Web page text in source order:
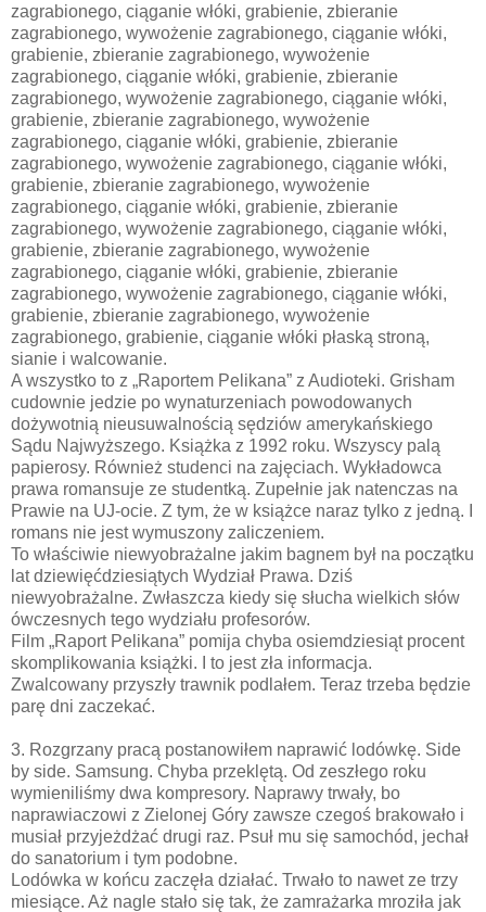
zagrabionego, ciąganie włóki, grabienie, zbieranie
zagrabionego, wywożenie zagrabionego, ciąganie włóki,
grabienie, zbieranie zagrabionego, wywożenie
zagrabionego, ciąganie włóki, grabienie, zbieranie
zagrabionego, wywożenie zagrabionego, ciąganie włóki,
grabienie, zbieranie zagrabionego, wywożenie
zagrabionego, ciąganie włóki, grabienie, zbieranie
zagrabionego, wywożenie zagrabionego, ciąganie włóki,
grabienie, zbieranie zagrabionego, wywożenie
zagrabionego, ciąganie włóki, grabienie, zbieranie
zagrabionego, wywożenie zagrabionego, ciąganie włóki,
grabienie, zbieranie zagrabionego, wywożenie
zagrabionego, ciąganie włóki, grabienie, zbieranie
zagrabionego, wywożenie zagrabionego, ciąganie włóki,
grabienie, zbieranie zagrabionego, wywożenie
zagrabionego, grabienie, ciąganie włóki płaską stroną,
sianie i walcowanie.
A wszystko to z „Raportem Pelikana” z Audioteki. Grisham
cudownie jedzie po wynaturzeniach powodowanych
dożywotnią nieusuwalnością sędziów amerykańskiego
Sądu Najwyższego. Książka z 1992 roku. Wszyscy palą
papierosy. Również studenci na zajęciach. Wykładowca
prawa romansuje ze studentką. Zupełnie jak natenczas na
Prawie na UJ-ocie. Z tym, że w książce naraz tylko z jedną. I
romans nie jest wymuszony zaliczeniem.
To właściwie niewyobrażalne jakim bagnem był na początku
lat dziewięćdziesiątych Wydział Prawa. Dziś
niewyobrażalne. Zwłaszcza kiedy się słucha wielkich słów
ówczesnych tego wydziału profesorów.
Film „Raport Pelikana” pomija chyba osiemdziesiąt procent
skomplikowania książki. I to jest zła informacja.
Zwalcowany przyszły trawnik podlałem. Teraz trzeba będzie
parę dni zaczekać.
3. Rozgrzany pracą postanowiłem naprawić lodówkę. Side
by side. Samsung. Chyba przeklętą. Od zeszłego roku
wymieniliśmy dwa kompresory. Naprawy trwały, bo
naprawiaczowi z Zielonej Góry zawsze czegoś brakowało i
musiał przyjeżdżać drugi raz. Psuł mu się samochód, jechał
do sanatorium i tym podobne.
Lodówka w końcu zaczęła działać. Trwało to nawet ze trzy
miesiące. Aż nagle stało się tak, że zamrażarka mroziła jak